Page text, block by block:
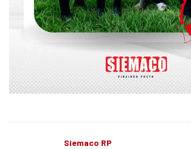
Siemaco RP